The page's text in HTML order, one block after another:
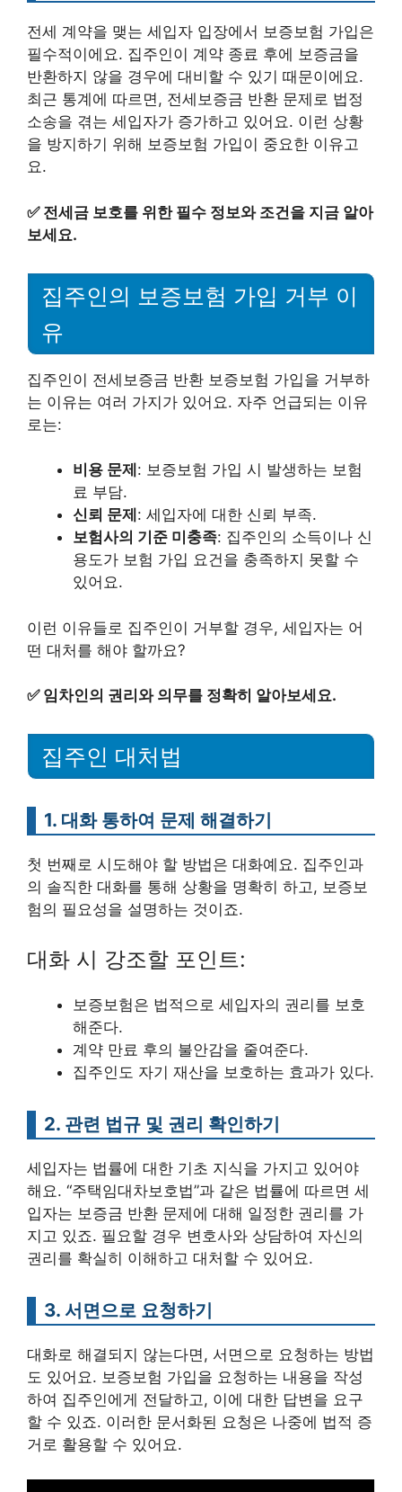
전세 계약을 맺는 세입자 입장에서 보증보험 가입은
필수적이에요. 집주인이 계약 종료 후에 보증금을
반환하지 않을 경우에 대비할 수 있기 때문이에요.
최근 통계에 따르면, 전세보증금 반환 문제로 법정
소송을 겪는 세입자가 증가하고 있어요. 이런 상황
을 방지하기 위해 보증보험 가입이 중요한 이유고
요.
✅ 전세금 보호를 위한 필수 정보와 조건을 지금 알아
보세요.
집주인의 보증보험 가입 거부 이
유
집주인이 전세보증금 반환 보증보험 가입을 거부하
는 이유는 여러 가지가 있어요. 자주 언급되는 이유
로는:
비용 문제 : 보증보험 가입 시 발생하는 보험
료 부담.
신뢰 문제 : 세입자에 대한 신뢰 부족.
보험사의 기준 미충족: 집주인의 소득이나 신
용도가 보험 가입 요건을 충족하지 못할 수
있어요.
이런 이유들로 집주인이 거부할 경우, 세입자는 어
떤 대처를 해야 할까요?
✅ 임차인의 권리와 의무를 정확히 알아보세요.
집주인 대처법
1. 대화 통하여 문제 해결하기
첫 번째로 시도해야 할 방법은 대화예요. 집주인과
의 솔직한 대화를 통해 상황을 명확히 하고, 보증보
험의 필요성을 설명하는 것이죠.
대화 시 강조할 포인트:
보증보험은 법적으로 세입자의 권리를 보호
해준다.
계약 만료 후의 불안감을 줄여준다.
집주인도 자기 재산을 보호하는 효과가 있다.
2. 관련 법규 및 권리 확인하기
세입자는 법률에 대한 기초 지식을 가지고 있어야
해요. “주택임대차보호법”과 같은 법률에 따르면 세
입자는 보증금 반환 문제에 대해 일정한 권리를 가
지고 있죠. 필요할 경우 변호사와 상담하여 자신의
권리를 확실히 이해하고 대처할 수 있어요.
3. 서면으로 요청하기
대화로 해결되지 않는다면, 서면으로 요청하는 방법
도 있어요. 보증보험 가입을 요청하는 내용을 작성
하여 집주인에게 전달하고, 이에 대한 답변을 요구
할 수 있죠. 이러한 문서화된 요청은 나중에 법적 증
거로 활용할 수 있어요.